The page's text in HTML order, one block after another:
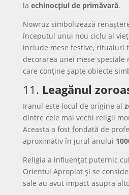
la echinocțiul de primăvară.
Nowruz simbolizează
începutul unui nou ciclu al
include mese festive, ritualuri
decorarea unei mese speciale
care conține șapte obiecte
11. Leagănul
Iranul este locul de origine al
dintre cele mai vechi religii
Aceasta a fost fondată de
aproximativ în jurul anului
Religia a influențat puternic
Orientul Apropiat și se
sale au avut impact asupra